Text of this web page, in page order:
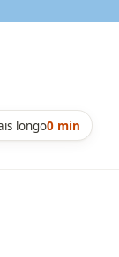
longo0 min